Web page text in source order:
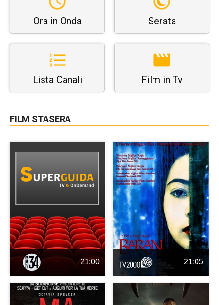
Ora in Onda Serata
Lista Canali Film in Tv
FILM STASERA
21:00 21:05